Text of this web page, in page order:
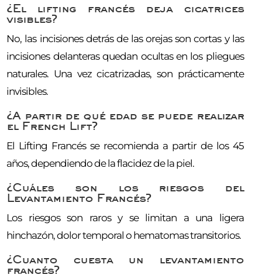
¿El lifting francés deja cicatrices
visibles?
No, las incisiones detrás de las orejas son cortas y las
incisiones delanteras quedan ocultas en los pliegues
naturales. Una vez cicatrizadas, son prácticamente
invisibles.
¿A partir de qué edad se puede realizar
el French Lift?
El Lifting Francés se recomienda a partir de los 45
años, dependiendo de la flacidez de la piel.
¿Cuáles son los riesgos del
Levantamiento Francés?
Los riesgos son raros y se limitan a una ligera
hinchazón, dolor temporal o hematomas transitorios.
¿Cuanto cuesta un levantamiento
francés?